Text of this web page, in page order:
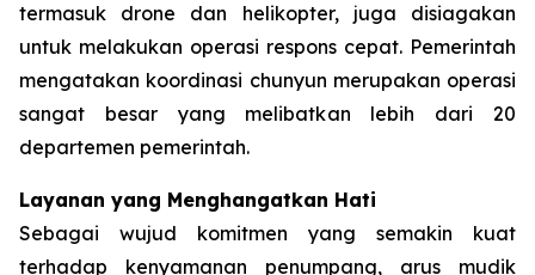
termasuk drone dan helikopter, juga disiagakan
untuk melakukan operasi respons cepat. Pemerintah
mengatakan koordinasi chunyun merupakan operasi
sangat besar yang melibatkan lebih dari 20
departemen pemerintah.
Layanan yang Menghangatkan Hati
Sebagai wujud komitmen yang semakin kuat
terhadap kenyamanan penumpang, arus mudik